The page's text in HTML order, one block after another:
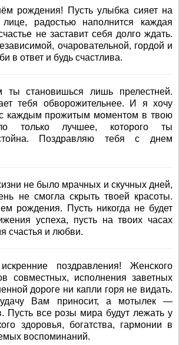
рождения! Пусть улыбка сияет на
радостью наполнится каждая
не заставит себя долго ждать.
очаровательной, гордой и
в ответ и будь счастлива.
становишься лишь прелестней.
тебя обворожительнее. И я хочу
каждым прожитым моментом в твою
только лучшее, которого ты
Поздравляю тебя с днем
не было мрачных и скучных дней,
не смогла скрыть твоей красоты.
рождения. Пусть никогда не будет
успеха, пусть на твоих часах
счастья и любви.
поздравления! Женского
совместных, исполнения заветных
дороге ни капли горя не видать.
удачу Вам приносит, а мотылек —
Пусть все розы мира будут лежать у
здоровья, богатства, гармонии в
воспоминаний.